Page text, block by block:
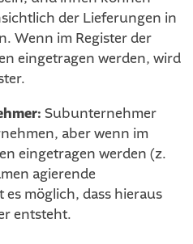
der Lieferungen in
Wenn im Register der
eingetragen werden, wird
Subunternehmer
aber wenn im
eingetragen werden (z.
agierende
möglich, dass hieraus
entsteht.